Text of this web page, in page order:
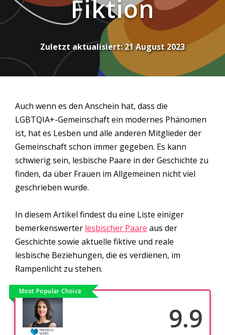
Fiktion
Zuletzt aktualisiert:21 August 2023
Auch wenn es den Anschein hat, dass die
LGBTQIA+-Gemeinschaft ein modernes Phänomen
ist, hat es Lesben und alle anderen Mitglieder der
Gemeinschaft schon immer gegeben. Es kann
schwierig sein, lesbische Paare in der Geschichte zu
finden, da über Frauen im Allgemeinen nicht viel
geschrieben wurde.
In diesem Artikel findest du eine Liste einiger
bemerkenswerter lesbischer Paare aus der
Geschichte sowie aktuelle fiktive und reale
lesbische Beziehungen, die es verdienen, im
Rampenlicht zu stehen.
Most Popular Choice
9.9